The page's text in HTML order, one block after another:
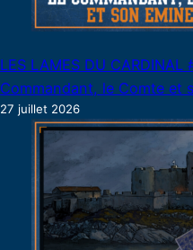
LES LAMES DU CARDINAL
Commandant, le Comte et
27 juillet 2026